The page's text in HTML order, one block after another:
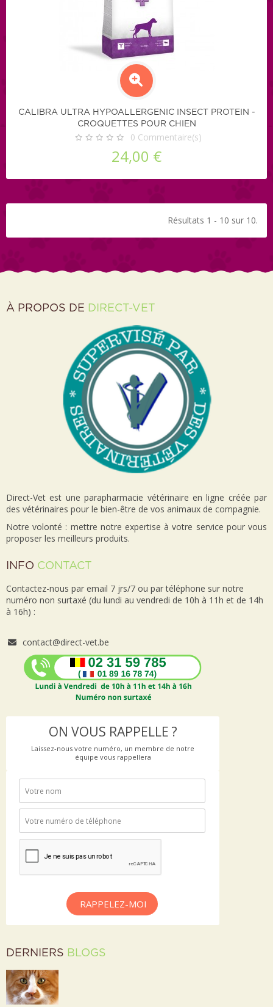
CALIBRA ULTRA HYPOALLERGENIC INSECT PROTEIN -
CROQUETTES POUR CHIEN
0 Commentaire(s)
24,00 €
Résultats 1 - 10 sur 10.
À PROPOS DE DIRECT-VET
Direct-Vet est une parapharmacie vétérinaire en ligne créée par
des vétérinaires pour le bien-être de vos animaux de compagnie.
Notre volonté : mettre notre expertise à votre service pour vous
proposer les meilleurs produits.
INFO CONTACT
Contactez-nous par email 7 jrs/7 ou par téléphone sur notre
numéro non surtaxé (du lundi au vendredi de 10h à 11h et de 14h
à 16h) :
contact@direct-vet.be
ON VOUS RAPPELLE ?
Laissez-nous votre numéro, un membre de notre
équipe vous rappellera
RAPPELEZ-MOI
DERNIERS BLOGS